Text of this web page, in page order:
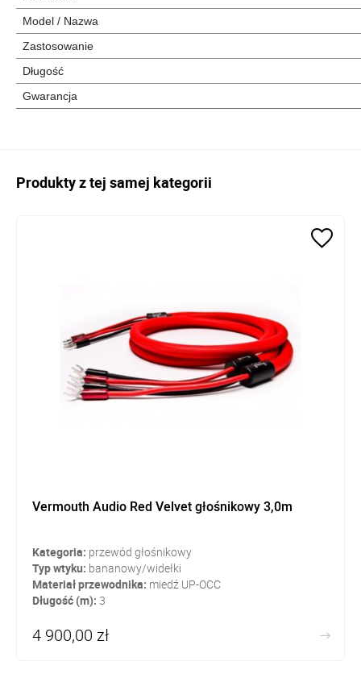
Model / Nazwa
Zastosowanie
Długość
Gwarancja
Produkty z tej samej kategorii
Vermouth Audio Red Velvet głośnikowy 3,0m
Kategoria: przewód głośnikowy
Typ wtyku: bananowy/widełki
Materiał przewodnika: miedź UP-OCC
Długość (m): 3
4 900,00 zł